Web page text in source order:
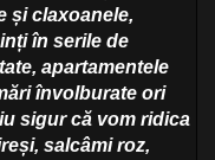
și claxoanele,
în serile de
apartamentele
învolburate ori
sigur că vom ridica
salcâmi roz,